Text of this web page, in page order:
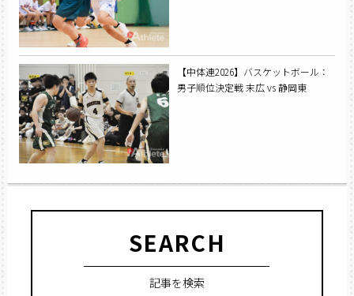
【中体連2026】バスケットボール：
男子順位決定戦 末広 vs 静岡東
SEARCH
記事を検索